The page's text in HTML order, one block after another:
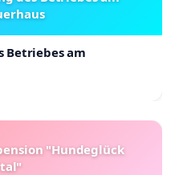
Betriebes am
"Hundeglück